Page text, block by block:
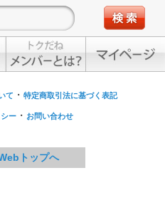
て ・ 特定商取引法に基づく表記
ー ・ お問い合わせ
トップへ